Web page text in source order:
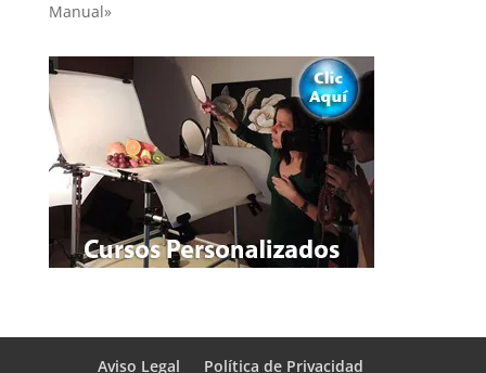
Manual»
Aviso Legal Política de Privacidad